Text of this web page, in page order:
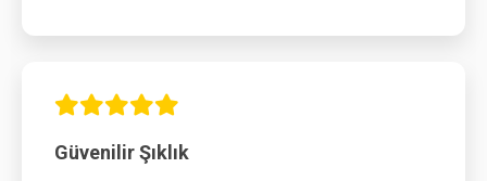
Güvenilir Şıklık